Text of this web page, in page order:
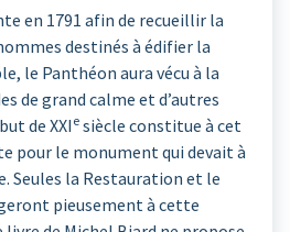
en 1791 afin de recueillir la
destinés à édifier la
le Panthéon aura vécu à la
de grand calme et d’autres
de XXI e siècle constitue à cet
pour le monument qui devait à
Seules la Restauration et le
pieusement à cette